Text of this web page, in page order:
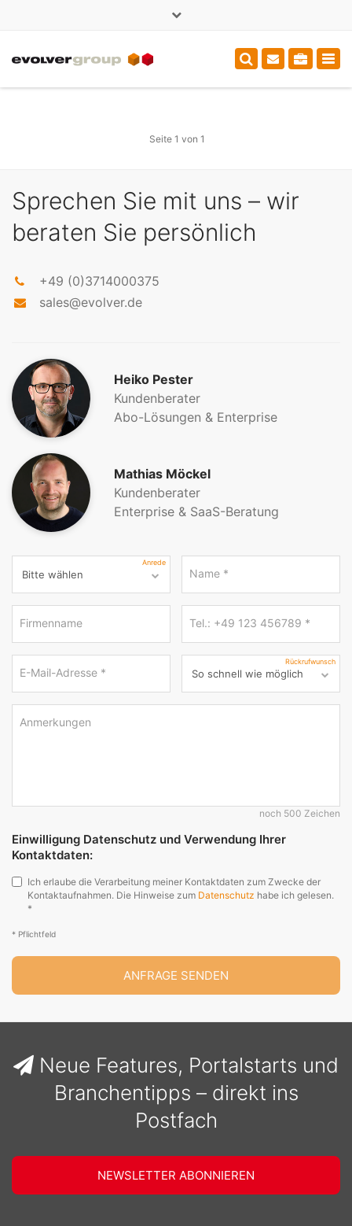
sales@evolver.de
Seite 1 von 1
Sprechen Sie mit uns – wir
beraten Sie persönlich
+49 (0)3714000375
sales@evolver.de
Heiko Pester
Kundenberater
Abo-Lösungen & Enterprise
Mathias Möckel
Kundenberater
Enterprise & SaaS-Beratung
Anrede
Name *
Firmenname Tel.: +49 123 456789 *
E-Mail-Adresse *
Rückrufwunsch
Anmerkungen
noch 500 Zeichen
Einwilligung Datenschutz und Verwendung Ihrer
Kontaktdaten:
Ich erlaube die Verarbeitung meiner Kontaktdaten zum Zwecke der
Kontaktaufnahmen. Die Hinweise zum Datenschutz habe ich gelesen.
*
* Pflichtfeld
ANFRAGE SENDEN
Neue Features, Portalstarts und
Branchentipps – direkt ins
Postfach
NEWSLETTER ABONNIEREN